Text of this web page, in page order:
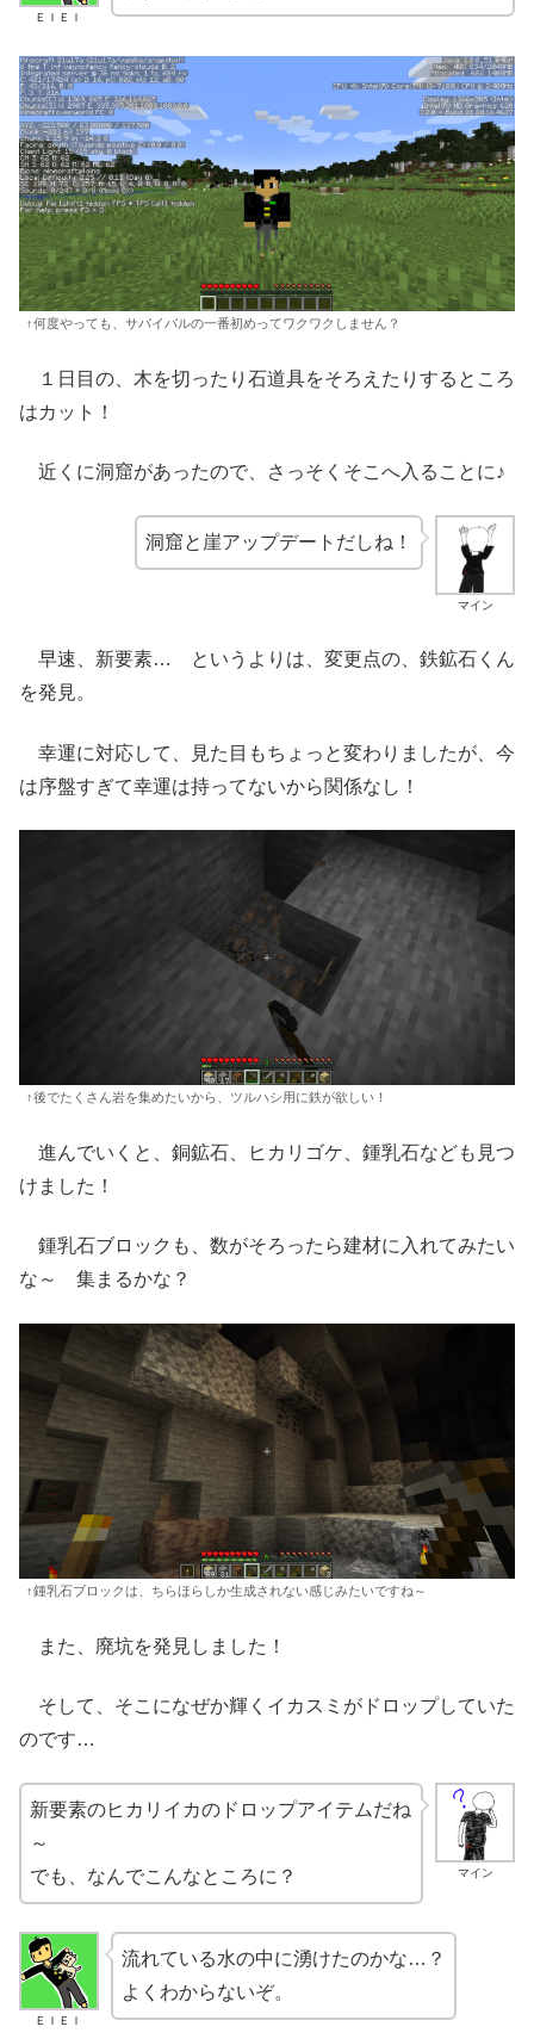
ＥＩＥＩ
↑何度やっても、サバイバルの一番初めってワクワクしません？
１日目の、木を切ったり石道具をそろえたりするところ
はカット！
近くに洞窟があったので、さっそくそこへ入ることに♪
マイン
洞窟と崖アップデートだしね！
早速、新要素… というよりは、変更点の、鉄鉱石くん
を発見。
幸運に対応して、見た目もちょっと変わりましたが、今
は序盤すぎて幸運は持ってないから関係なし！
↑後でたくさん岩を集めたいから、ツルハシ用に鉄が欲しい！
進んでいくと、銅鉱石、ヒカリゴケ、鍾乳石なども見つ
けました！
鍾乳石ブロックも、数がそろったら建材に入れてみたい
な～ 集まるかな？
↑鍾乳石ブロックは、ちらほらしか生成されない感じみたいですね～
また、廃坑を発見しました！
そして、そこになぜか輝くイカスミがドロップしていた
のです…
マイン
新要素のヒカリイカのドロップアイテムだね
～
でも、なんでこんなところに？
ＥＩＥＩ
流れている水の中に湧けたのかな…？
よくわからないぞ。